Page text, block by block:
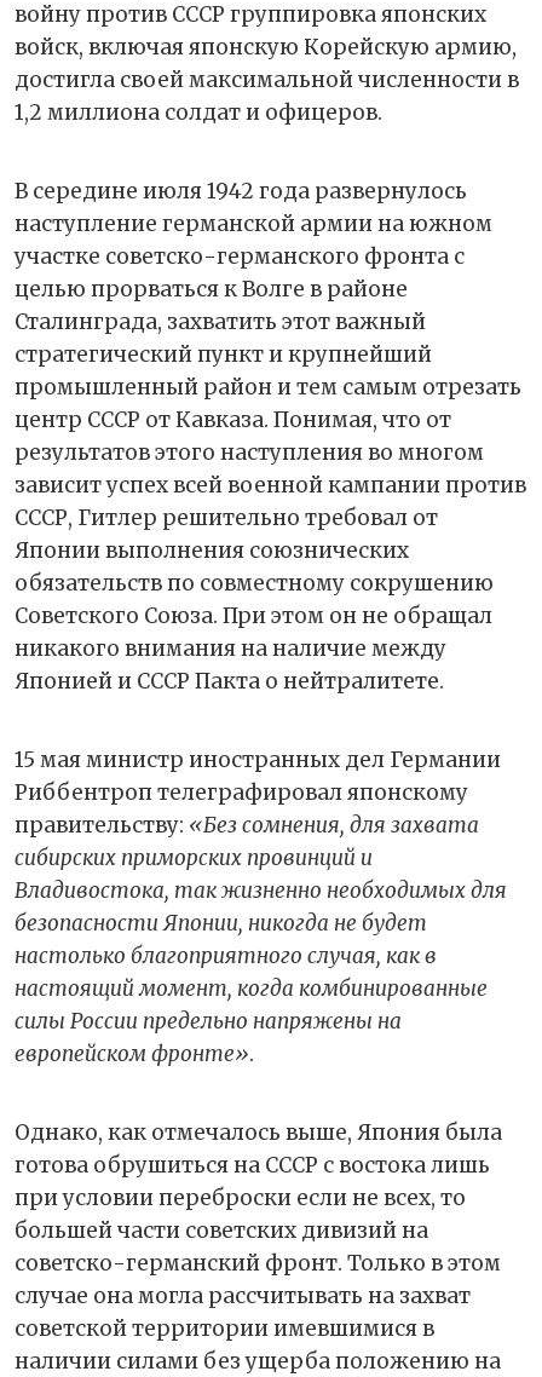
войну против СССР группировка японских
войск, включая японскую Корейскую армию,
достигла своей максимальной численности в
1,2 миллиона солдат и офицеров.
В середине июля 1942 года развернулось
наступление германской армии на южном
участке советско-германского фронта с
целью прорваться к Волге в районе
Сталинграда, захватить этот важный
стратегический пункт и крупнейший
промышленный район и тем самым отрезать
центр СССР от Кавказа. Понимая, что от
результатов этого наступления во многом
зависит успех всей военной кампании против
СССР, Гитлер решительно требовал от
Японии выполнения союзнических
обязательств по совместному сокрушению
Советского Союза. При этом он не обращал
никакого внимания на наличие между
Японией и СССР Пакта о нейтралитете.
15 мая министр иностранных дел Германии
Риббентроп телеграфировал японскому
правительству: «Без сомнения, для захвата
сибирских приморских провинций и
Владивостока, так жизненно необходимых для
безопасности Японии, никогда не будет
настолько благоприятного случая, как в
настоящий момент, когда комбинированные
силы России предельно напряжены на
европейском фронте».
Однако, как отмечалось выше, Япония была
готова обрушиться на СССР с востока лишь
при условии переброски если не всех, то
большей части советских дивизий на
советско-германский фронт. Только в этом
случае она могла рассчитывать на захват
советской территории имевшимися в
наличии силами без ущерба положению на